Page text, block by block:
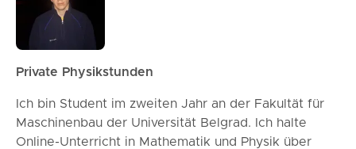
Private Physikstunden
Ich bin Student im zweiten Jahr an der Fakultät für
Maschinenbau der Universität Belgrad. Ich halte
Online-Unterricht in Mathematik und Physik über